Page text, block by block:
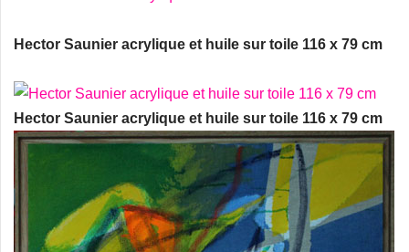
Hector Saunier acrylique et huile sur toile 116 x 79 cm
Hector Saunier acrylique et huile sur toile 116 x 79 cm